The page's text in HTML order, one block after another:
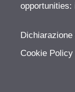
opportunities:
Cookie Policy